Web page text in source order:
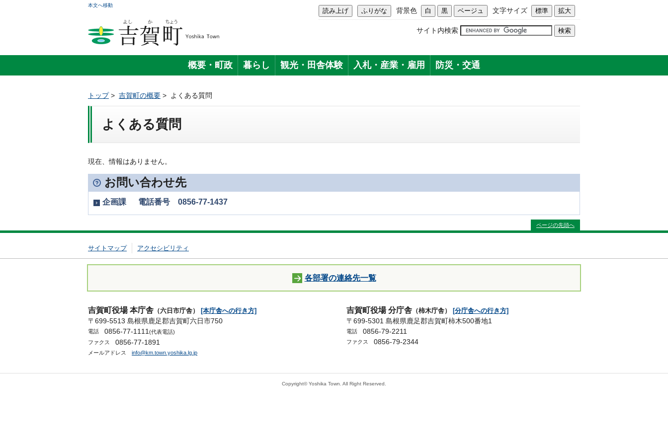
本文へ移動
背景色 文字サイズ
サイト内検索
概要・町政 暮らし 観光・田舎体験 入札・産業・雇用 防災・交通
トップ> 吉賀町の概要 > よくある質問
よくある質問
現在、情報はありません。
お問い合わせ先
企画課 電話番号 0856-77-1437
ページの先頭へ
サイトマップ アクセシビリティ
各部署の連絡先一覧
吉賀町役場 本庁舎 （六日市庁舎） [本庁舎への行き方]
〒699-5513 島根県鹿足郡吉賀町六日市750
電話 0856-77-1111(代表電話)
ファクス
0856-77-1891
メールアドレス info@km.town.yoshika.lg.jp
吉賀町役場 分庁舎 （柿木庁舎） [分庁舎への行き方]
〒699-5301 島根県鹿足郡吉賀町柿木500番地1
電話 0856-79-2211
ファクス 0856-79-2344
Copyright© Yoshika Town. All Right Reserved.